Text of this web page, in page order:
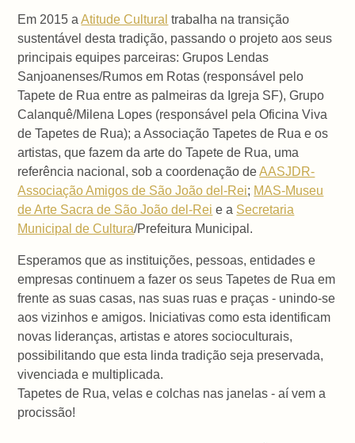
Em 2015 aAtitude Cultural trabalha na transição
sustentável desta tradição, passando o projeto aos seus
principais equipes parceiras: Grupos Lendas
Sanjoanenses/Rumos em Rotas (responsável pelo
Tapete de Rua entre as palmeiras da Igreja SF), Grupo
Calanquê/Milena Lopes (responsável pela Oficina Viva
de Tapetes de Rua); a Associação Tapetes de Rua e os
artistas, que fazem da arte do Tapete de Rua, uma
referência nacional, sob a coordenação deAASJDR-
Associação Amigos de São João del-Rei; MAS-Museu
de Arte Sacra de São João del-Rei e a Secretaria
Municipal de Cultura/Prefeitura Municipal.
Esperamos que as instituições, pessoas, entidades e
empresas continuem a fazer os seus Tapetes de Rua em
frente as suas casas, nas suas ruas e praças - unindo-se
aos vizinhos e amigos. Iniciativas como esta identificam
novas lideranças, artistas e atores socioculturais,
possibilitando que esta linda tradição seja preservada,
vivenciada e multiplicada.
Tapetes de Rua, velas e colchas nas janelas - aí vem a
procissão!